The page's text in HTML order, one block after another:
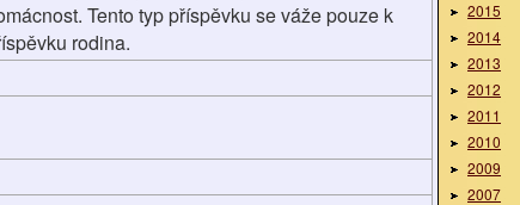
2015
2014
2013
2012
2011
2010
2009
2007
Tento typ příspěvku se váže pouze k
rodina.